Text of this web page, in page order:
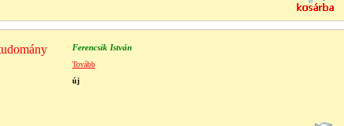
Ferencsik István
Tovább
új